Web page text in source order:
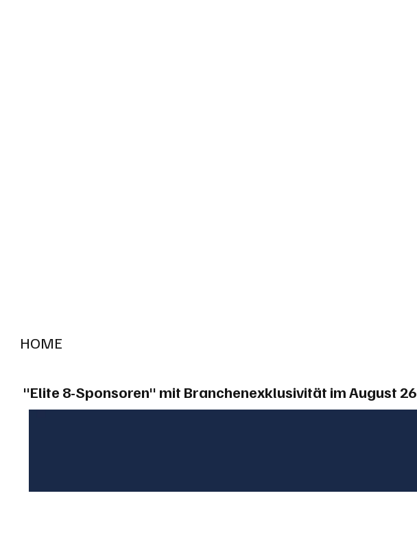
HOME
"Elite 8-Sponsoren" mit Branchenexklusivität im August 26